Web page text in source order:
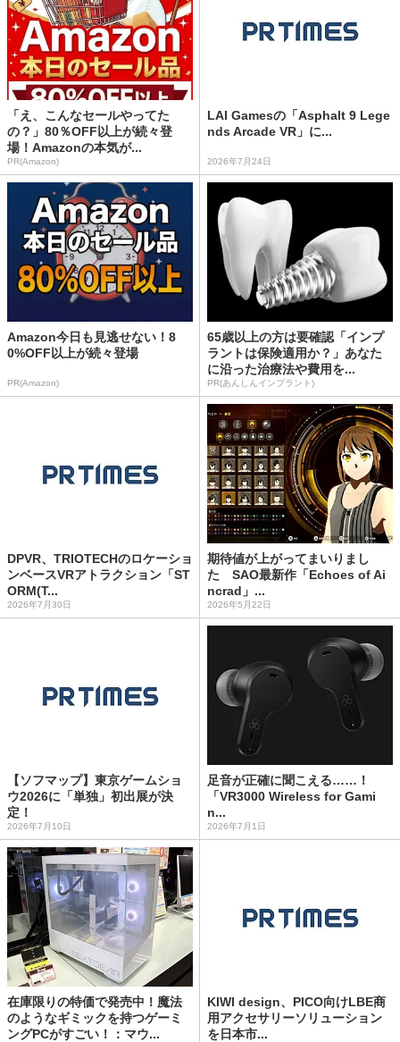
「え、こんなセールやってた
の？」80％OFF以上が続々登
場！Amazonの本気が...
PR(Amazon)
LAI Gamesの「Asphalt 9 Lege
nds Arcade VR」に...
2026年7月24日
Amazon今日も見逃せない！8
0%OFF以上が続々登場
PR(Amazon)
65歳以上の方は要確認「インプ
ラントは保険適用か？」あなた
に沿った治療法や費用を...
PR(あんしんインプラント)
DPVR、TRIOTECHのロケーショ
ンベースVRアトラクション「ST
ORM(T...
2026年7月30日
期待値が上がってまいりまし
た SAO最新作「Echoes of Ai
ncrad」...
2026年5月22日
【ソフマップ】東京ゲームショ
ウ2026に「単独」初出展が決
定！
2026年7月10日
足音が正確に聞こえる……！
「VR3000 Wireless for Gami
n...
2026年7月1日
在庫限りの特価で発売中！魔法
のようなギミックを持つゲーミ
ングPCがすごい！：マウ...
KIWI design、PICO向けLBE商
用アクセサリーソリューション
を日本市...